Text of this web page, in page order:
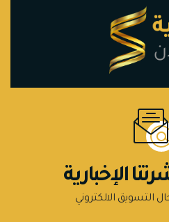
الإخبارية
التسويق الالكتروني